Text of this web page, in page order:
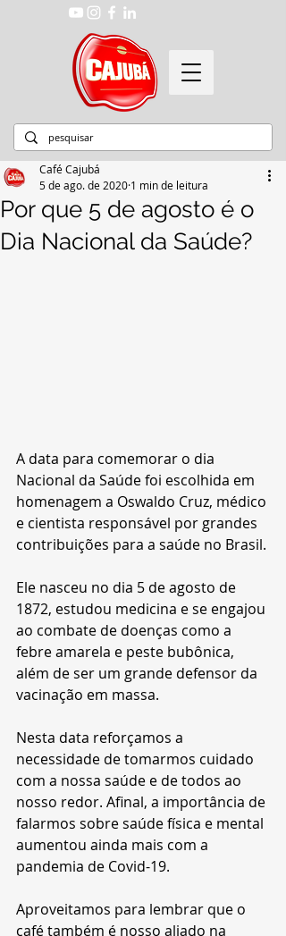
Por que 5 de agosto é o
Dia Nacional da Saúde?
Café Cajubá
5 de ago. de 2020 1 min de leitura
A data para comemorar o dia
Nacional da Saúde foi escolhida em
homenagem a Oswaldo Cruz, médico
e cientista responsável por grandes
contribuições para a saúde no Brasil.
Ele nasceu no dia 5 de agosto de
1872, estudou medicina e se engajou
ao combate de doenças como a
febre amarela e peste bubônica,
além de ser um grande defensor da
vacinação em massa.
Nesta data reforçamos a
necessidade de tomarmos cuidado
com a nossa saúde e de todos ao
nosso redor. Afinal, a importância de
falarmos sobre saúde física e mental
aumentou ainda mais com a
pandemia de Covid-19.
Aproveitamos para lembrar que o
café também é nosso aliado na